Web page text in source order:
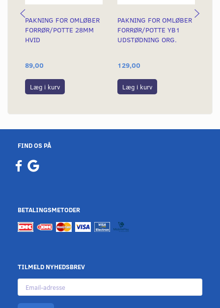
PAKNING FOR OMLØBER
FORRØR/POTTE 28MM
HVID
89,00
Læg i kurv
PAKNING FOR OMLØBER
FORRØR/POTTE YB1
UDSTØDNING ORG.
129,00
Læg i kurv
FIND OS PÅ
BETALINGSMETODER
TILMELD NYHEDSBREV
Email-
adresse